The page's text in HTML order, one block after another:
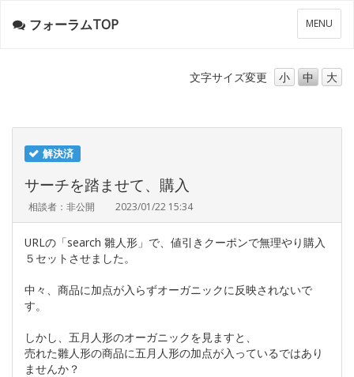
メ
ニ
ー
MENU
フォーラムTOP
文字サイズ変更 小 中 大
解決済
サーチを踏ませて、購入
相談者：非公開 2023/01/22 15:34
URLの「search 雛人形」で、値引きクーポンで無理やり購入
５セットさせました。
中々、商品に加点が入らずオーガニックに反映されないで
す。
しかし、五月人形のオーガニックを見ますと、
売れた雛人形の商品に五月人形の加点が入っているではあり
ませんか？